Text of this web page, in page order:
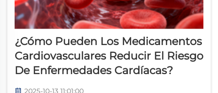
¿Cómo Pueden Los Medicamentos
Cardiovasculares Reducir El Riesgo
De Enfermedades Cardíacas?
2025-10-13 11:01:00